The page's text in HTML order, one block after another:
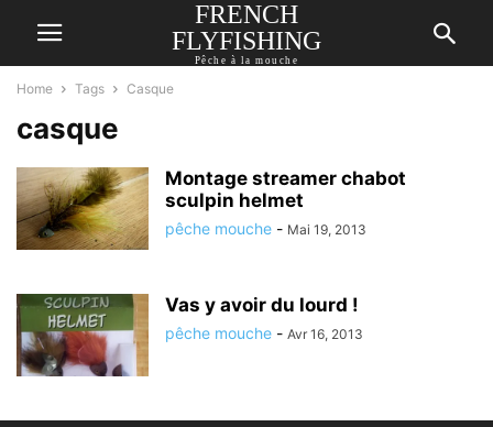
FRENCH
FLYFISHING
Pêche à la mouche
Home Tags Casque
casque
Montage streamer chabot
sculpin helmet
pêche mouche - Mai 19, 2013
Vas y avoir du lourd !
pêche mouche - Avr 16, 2013